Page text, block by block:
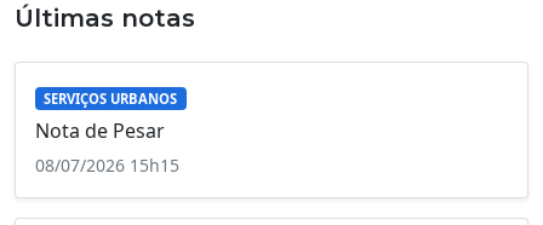
Últimas notas
SERVIÇOS URBANOS
Nota de Pesar
08/07/2026 15h15